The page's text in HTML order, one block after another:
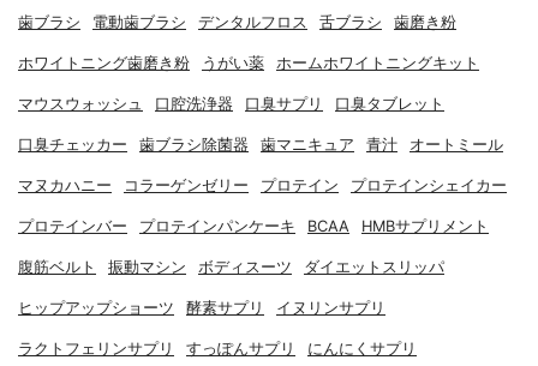
歯ブラシ 電動歯ブラシ デンタルフロス 舌ブラシ 歯磨き粉
ホワイトニング歯磨き粉 うがい薬 ホームホワイトニングキット
マウスウォッシュ 口腔洗浄器 口臭サプリ 口臭タブレット
口臭チェッカー 歯ブラシ除菌器 歯マニキュア 青汁 オートミール
マヌカハニー コラーゲンゼリー プロテイン プロテインシェイカー
プロテインバー プロテインパンケーキ BCAA HMBサプリメント
腹筋ベルト 振動マシン ボディスーツ ダイエットスリッパ
ヒップアップショーツ 酵素サプリ イヌリンサプリ
ラクトフェリンサプリ すっぽんサプリ にんにくサプリ